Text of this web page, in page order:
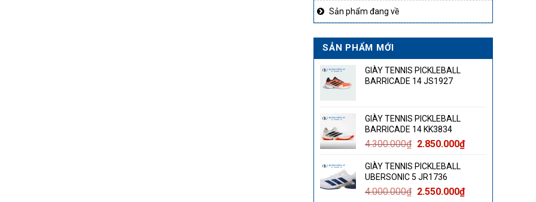
Sản phẩm đang về
SẢN PHẨM MỚI
GIÀY TENNIS PICKLEBALL
BARRICADE 14 JS1927
GIÀY TENNIS PICKLEBALL
BARRICADE 14 KK3834
4.300.000₫ Giá
là:
4.300.000₫.
2.850.000₫Giá
2.850.000₫.
GIÀY TENNIS PICKLEBALL
UBERSONIC 5 JR1736
4.000.000₫ Giá
2.550.000₫Giá